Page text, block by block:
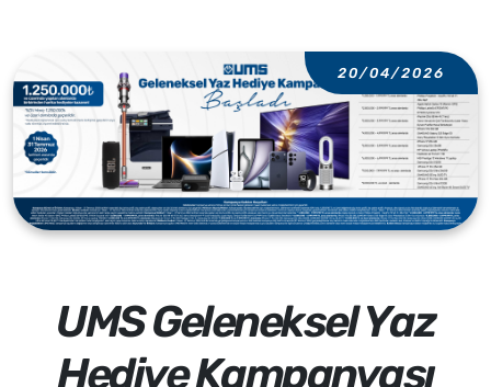
20/04/2026
UMS Geleneksel Yaz
Hediye Kampanyası